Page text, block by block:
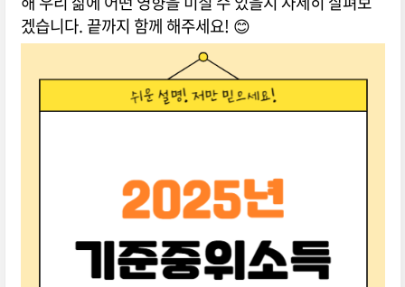
겠습니다. 끝까지 함께 해주세요! 😊